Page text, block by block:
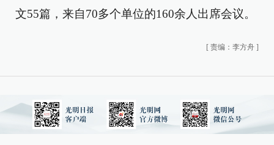
文55篇，来自70多个单位的160余人出席会议。
[ 责编：李方舟 ]